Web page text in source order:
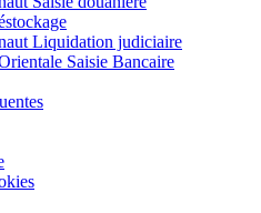
Liquidation judiciaire
Saisie Bancaire